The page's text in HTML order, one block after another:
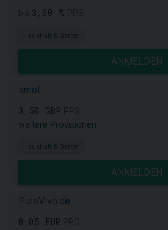
3,00 %
Haushalt & Garten
ANMELDEN
smol
3,50 GBP
weitere Provisionen
Haushalt & Garten
ANMELDEN
PuroVivo.de
0,05 EUR